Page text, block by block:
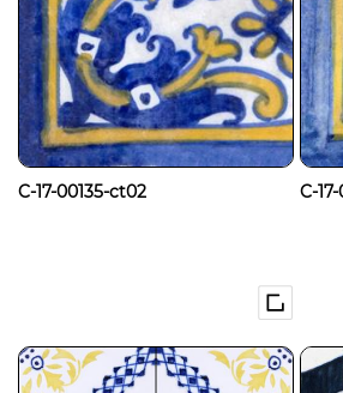
C-17-00135-ct02 C-